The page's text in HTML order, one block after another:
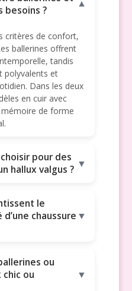
besoins ?
▼
critères de confort,
ballerines offrent
tandis
polyvalents et
Dans les deux
en cuir avec
de forme
pour des
hallux valgus ? ▼
le
chaussure ▼
ou
chic ou
▼